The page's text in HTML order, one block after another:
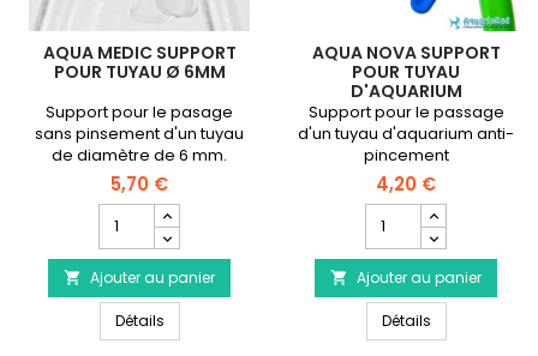
AQUA MEDIC SUPPORT
POUR TUYAU Ø 6MM
Support pour le pasage
sans pinsement d'un tuyau
de diamètre de 6 mm.
5,70 €
quantité
du
produit
AQUA
MEDIC
Support
 Ajouter au panier
DétailsAQUA MEDIC Support pour tuyau Ø 6mm
AQUA NOVA SUPPORT
POUR TUYAU
D'AQUARIUM
Support pour le passage
d'un tuyau d'aquarium anti-
pincement
4,20 €
quantité
du
produit
AQUA
NOVA
Support
 Ajouter au panier
DétailsAQUA NOVA